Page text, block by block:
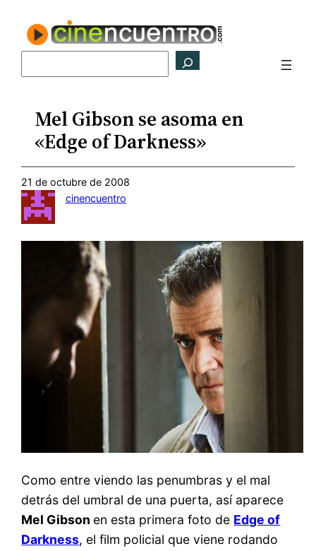
contenido
Mel Gibson se asoma en
«Edge of Darkness»
21 de octubre de 2008
cinencuentro
Como entre viendo las penumbras y el mal
detrás del umbral de una puerta, así aparece
Mel Gibson en esta primera foto de Edge of
Darkness, el film policial que viene rodando